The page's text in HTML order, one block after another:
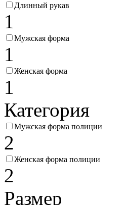
Длинный рукав
1
Мужская форма
1
Женская форма
1
Категория
Мужская форма полиции
2
Женская форма полиции
2
Размер